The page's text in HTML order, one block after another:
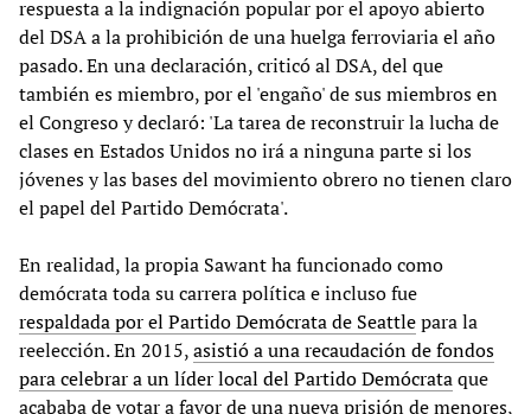
respuesta a la indignación popular por el apoyo abierto
del DSA a la prohibición de una huelga ferroviaria el año
pasado. En una declaración, criticó al DSA, del que
también es miembro, por el 'engaño' de sus miembros en
el Congreso y declaró: 'La tarea de reconstruir la lucha de
clases en Estados Unidos no irá a ninguna parte si los
jóvenes y las bases del movimiento obrero no tienen claro
el papel del Partido Demócrata'.
En realidad, la propia Sawant ha funcionado como
demócrata toda su carrera política e incluso fue
respaldada por el Partido Demócrata de Seattlepara la
reelección. En 2015,asistió a una recaudación de fondos
para celebrar a un líder local del Partido Demócrataque
acababa de votar a favor de una nueva prisión de menores,